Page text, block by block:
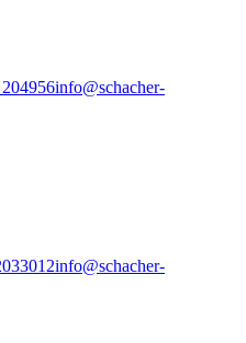
info@schacher-
info@schacher-